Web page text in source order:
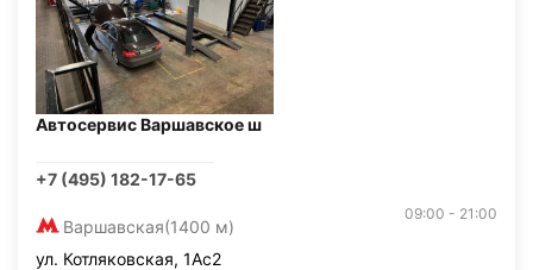
Автосервис Варшавское ш
+7 (495) 182-17-65
Варшавская(1400 м)
09:00 - 21:00
ул. Котляковская, 1Ас2